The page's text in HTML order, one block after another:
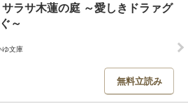
ラサ木蓮の庭 ～愛しきドラァグ
～
ゆ文庫
無料立読み